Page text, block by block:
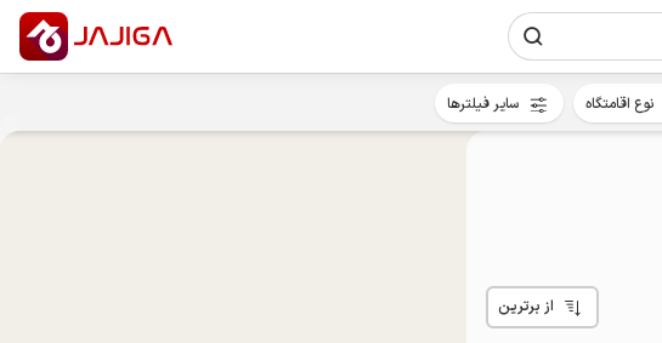
از برترین
نوع اقامتگاه سایر فیلترها